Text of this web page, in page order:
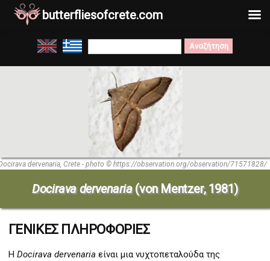
Μετάβαση
στο
Search
for:
dervenaria, Crete - photo © https://observation.org/observation/71571828/
Docirava dervenaria(von Mentzer, 1981)
ΓΕΝΙΚΕΣ ΠΛΗΡΟΦΟΡΙΕΣ
Η Docirava dervenaria είναι μια νυχτοπεταλούδα της
butterfliesofcrete.com